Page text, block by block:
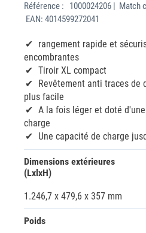
Référence :
1000024206 | Match
EAN: 4014599272041
rangement rapide et
encombrantes
Tiroir XL compact
Revêtement anti traces de
plus facile
A la fois léger et doté
charge
Une capacité de charge
Dimensions extérieures
(LxlxH)
1.246,7 x 479,6 x 357 mm
Poids